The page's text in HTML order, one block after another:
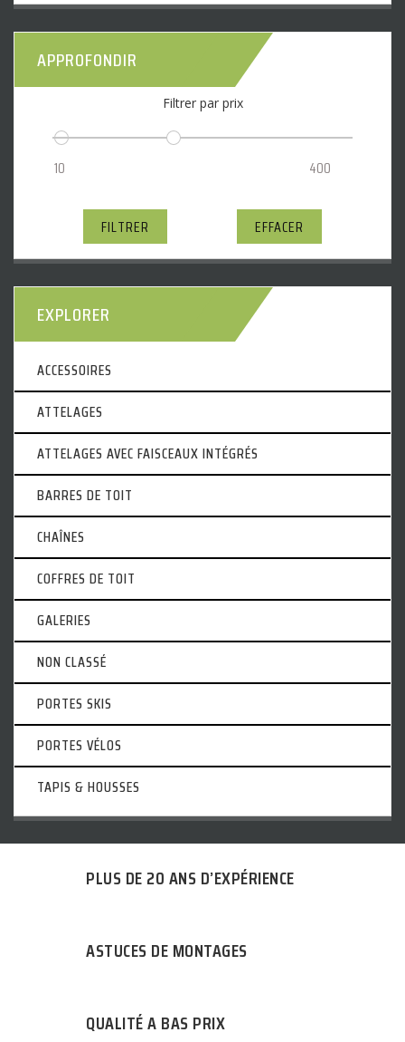
APPROFONDIR
Filtrer par prix
FILTRER EFFACER
EXPLORER
ACCESSOIRES
ATTELAGES
ATTELAGES AVEC FAISCEAUX INTÉGRÉS
BARRES DE TOIT
CHAÎNES
COFFRES DE TOIT
GALERIES
NON CLASSÉ
PORTES SKIS
PORTES VÉLOS
TAPIS & HOUSSES
PLUS DE 20 ANS D’EXPÉRIENCE
ASTUCES DE MONTAGES
QUALITÉ A BAS PRIX